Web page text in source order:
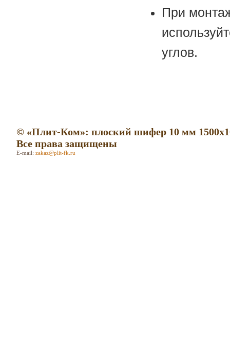
При
углов.
© «Плит-Ком»: плоский шифер 10 мм
Все права защищены
E-mail: zakaz@plit-fk.ru